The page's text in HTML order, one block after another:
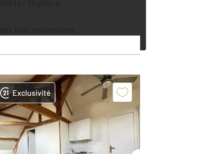
l'agence
une estimation
Exclusivité